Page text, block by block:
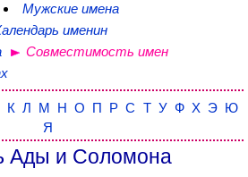
Мужские имена
именин
Совместимость имен
К Л М Н О П Р С Т У Ф Х Э Ю
Я
Ады и Соломона